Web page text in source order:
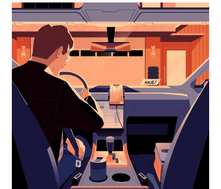
للأسفل
لاستخدام
التقويم
التاريخ.
اضغط
على
زر
الخروج
لإغلاق
التقويم.